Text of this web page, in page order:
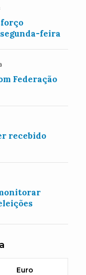
feira
Federação
recebido
Euro